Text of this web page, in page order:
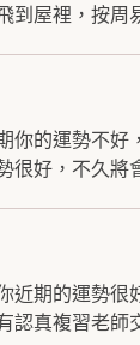
到屋裡，按周
你的運勢不
很好，不久將
近期的運勢
認真複習老師